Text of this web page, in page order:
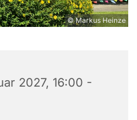
© Markus Heinze
2027, 16:00 -